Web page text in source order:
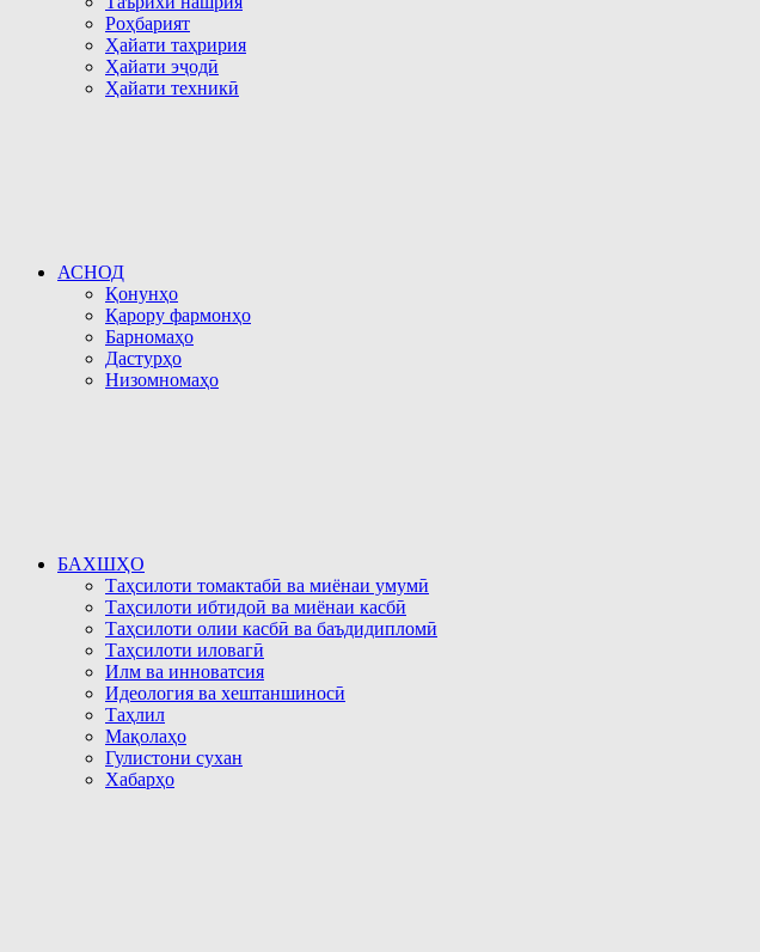
Роҳбарият
Ҳайати таҳририя
Ҳайати эҷодӣ
Ҳайати техникӣ
АСНОД
Қонунҳо
Қарору фармонҳо
Барномаҳо
Дастурҳо
Низомномаҳо
БАХШҲО
Таҳсилоти томактабӣ ва миёнаи умумӣ
Таҳсилоти ибтидоӣ ва миёнаи касбӣ
Таҳсилоти олии касбӣ ва баъдидипломӣ
Таҳсилоти иловагӣ
Илм ва инноватсия
Идеология ва хештаншиносӣ
Таҳлил
Мақолаҳо
Гулистони сухан
Хабарҳо